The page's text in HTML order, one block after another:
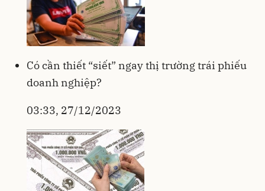
Có cần thiết “siết” ngay thị trường trái phiếu
doanh nghiệp?
03:33, 27/12/2023